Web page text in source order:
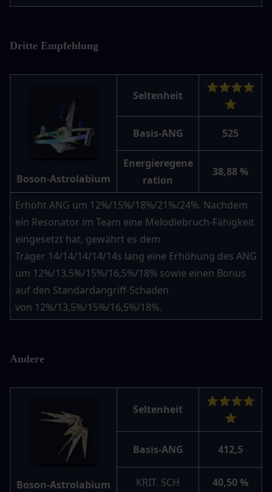
Dritte Empfehlung
Boson-Astrolabium
Seltenheit
⭐⭐⭐⭐
⭐
Basis-ANG 525
Energieregene
ration
38,88 %
Erhöht ANG um 12%/15%/18%/21%/24%. Nachdem
ein Resonator im Team eine Melodiebruch-Fähigkeit
eingesetzt hat, gewährt es dem
Träger 14/14/14/14/14s lang eine Erhöhung des ANG
um 12%/13,5%/15%/16,5%/18% sowie einen Bonus
auf den Standardangriff-Schaden
von 12%/13,5%/15%/16,5%/18%.
Andere
Boson-Astrolabium
Seltenheit
⭐⭐⭐⭐
⭐
Basis-ANG 412,5
KRIT. SCH 40,50 %